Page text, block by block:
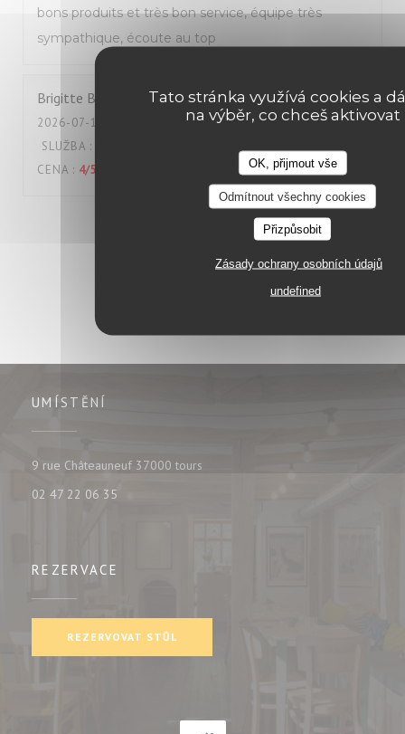
Tato stránka využívá cookies a
na výběr, co chceš aktivovat
OK, přijmout vše
Odmítnout všechny cookies
Přizpůsobit
Zásady ochrany osobních údajů
undefined
bons produits et très bon service, équipe très
sympathique, écoute au top
Brigitte B
2026-07-18
- 12:00 - HOSTÉ 2
SLUŽBA :
CENA : 4/5
UMÍSTĚNÍ
9 rue Châteauneuf 37000 tours
02 47 22 06 35
REZERVACE
REZERVOVAT STŮL